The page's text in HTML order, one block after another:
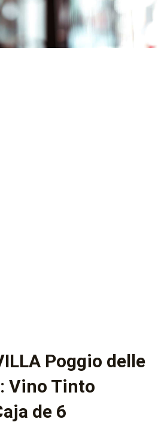
Poggio delle
Vino Tinto
de 6